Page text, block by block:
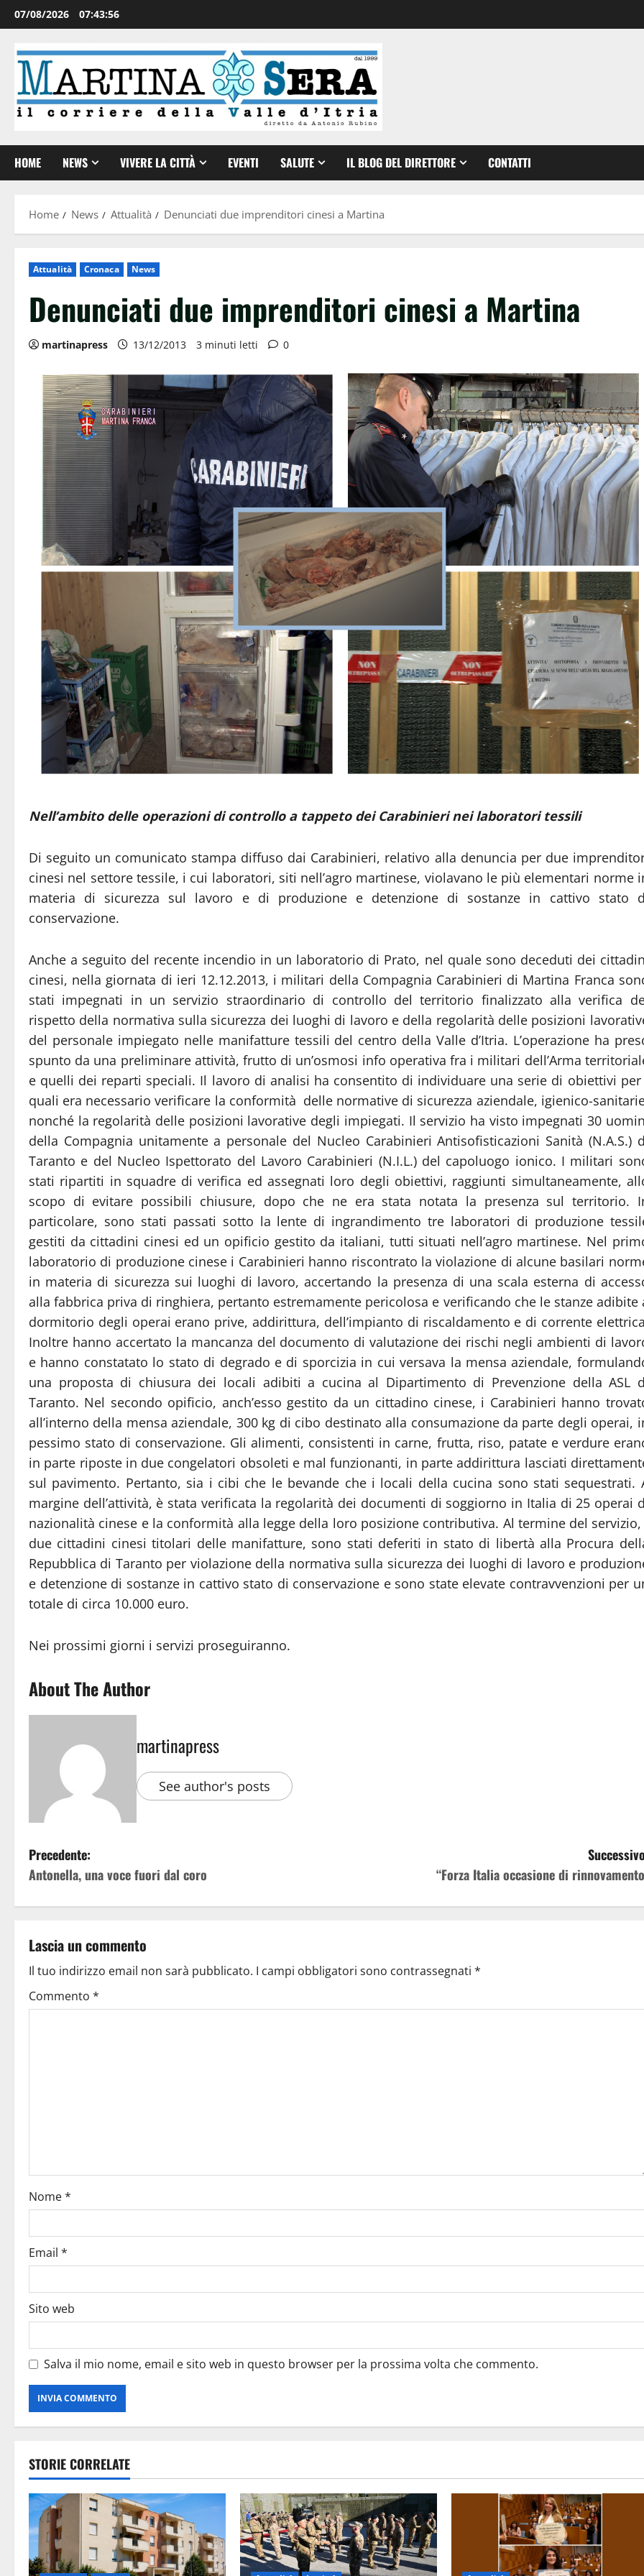
07/08/2026 07:43:57
HOME NEWS VIVERE LA CITTÀ EVENTI SALUTE IL BLOG DEL DIRETTORE CONTATTI
Home News Attualità Denunciati due imprenditori cinesi a Martina
Attualità Cronaca News
Denunciati due imprenditori cinesi a Martina
martinapress 13/12/2013 3 minuti letti 0
Nell’ambito delle operazioni di controllo a tappeto dei Carabinieri nei laboratori tessili
Di seguito un comunicato stampa diffuso dai Carabinieri, relativo alla denuncia per due
cinesi nel settore tessile, i cui laboratori, siti nell’agro martinese, violavano le più elementari norme
materia di sicurezza sul lavoro e di produzione e detenzione di sostanze in cattivo stato
conservazione.
Anche a seguito del recente incendio in un laboratorio di Prato, nel quale sono deceduti dei
cinesi, nella giornata di ieri 12.12.2013, i militari della Compagnia Carabinieri di Martina Franca
stati impegnati in un servizio straordinario di controllo del territorio finalizzato alla verifica
rispetto della normativa sulla sicurezza dei luoghi di lavoro e della regolarità delle posizioni
del personale impiegato nelle manifatture tessili del centro della Valle d’Itria. L’operazione ha
spunto da una preliminare attività, frutto di un’osmosi info operativa fra i militari dell’Arma
e quelli dei reparti speciali. Il lavoro di analisi ha consentito di individuare una serie di obiettivi
quali era necessario verificare la conformità delle normative di sicurezza aziendale, igienico-
nonché la regolarità delle posizioni lavorative degli impiegati. Il servizio ha visto impegnati 30
della Compagnia unitamente a personale del Nucleo Carabinieri Antisofisticazioni Sanità (N.A.S.)
Taranto e del Nucleo Ispettorato del Lavoro Carabinieri (N.I.L.) del capoluogo ionico. I militari
stati ripartiti in squadre di verifica ed assegnati loro degli obiettivi, raggiunti simultaneamente,
scopo di evitare possibili chiusure, dopo che ne era stata notata la presenza sul territorio.
particolare, sono stati passati sotto la lente di ingrandimento tre laboratori di produzione
gestiti da cittadini cinesi ed un opificio gestito da italiani, tutti situati nell’agro martinese. Nel
laboratorio di produzione cinese i Carabinieri hanno riscontrato la violazione di alcune basilari
in materia di sicurezza sui luoghi di lavoro, accertando la presenza di una scala esterna di
alla fabbrica priva di ringhiera, pertanto estremamente pericolosa e verificando che le stanze adibite
dormitorio degli operai erano prive, addirittura, dell’impianto di riscaldamento e di corrente
Inoltre hanno accertato la mancanza del documento di valutazione dei rischi negli ambienti di
e hanno constatato lo stato di degrado e di sporcizia in cui versava la mensa aziendale,
una proposta di chiusura dei locali adibiti a cucina al Dipartimento di Prevenzione della ASL
Taranto. Nel secondo opificio, anch’esso gestito da un cittadino cinese, i Carabinieri hanno
all’interno della mensa aziendale, 300 kg di cibo destinato alla consumazione da parte degli operai,
pessimo stato di conservazione. Gli alimenti, consistenti in carne, frutta, riso, patate e verdure
in parte riposte in due congelatori obsoleti e mal funzionanti, in parte addirittura lasciati
sul pavimento. Pertanto, sia i cibi che le bevande che i locali della cucina sono stati sequestrati.
margine dell’attività, è stata verificata la regolarità dei documenti di soggiorno in Italia di 25 operai
nazionalità cinese e la conformità alla legge della loro posizione contributiva. Al termine del
due cittadini cinesi titolari delle manifatture, sono stati deferiti in stato di libertà alla Procura
Repubblica di Taranto per violazione della normativa sulla sicurezza dei luoghi di lavoro e
e detenzione di sostanze in cattivo stato di conservazione e sono state elevate contravvenzioni per
totale di circa 10.000 euro.
Nei prossimi giorni i servizi proseguiranno.
About The Author
martinapress
See author's posts
Precedente:
Antonella, una voce fuori dal coro
“Forza Italia occasione di
Lascia un commento
Il tuo indirizzo email non sarà pubblicato. I campi obbligatori sono contrassegnati *
Commento *
Nome*
Email *
Sito web
Salva il mio nome, email e sito web in questo browser per la prossima volta che commento.
STORIE CORRELATE